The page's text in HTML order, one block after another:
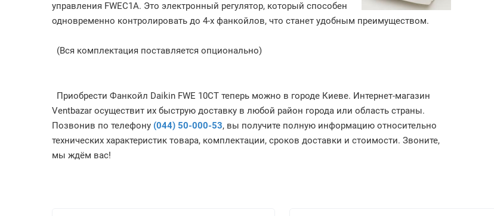
управления FWEC1A. Это электронный регулятор, который способен
одновременно контролировать до 4-х фанкойлов, что станет удобным преимуществом.
(Вся комплектация поставляется опционально)
Приобрести Фанкойл Daikin FWE 10CT теперь можно в городе Киеве. Интернет-магазин
Ventbazar осуществит их быструю доставку в любой район города или область страны.
Позвонив по телефону (044) 50-000-53, вы получите полную информацию относительно
технических характеристик товара, комплектации, сроков доставки и стоимости. Звоните,
мы ждём вас!